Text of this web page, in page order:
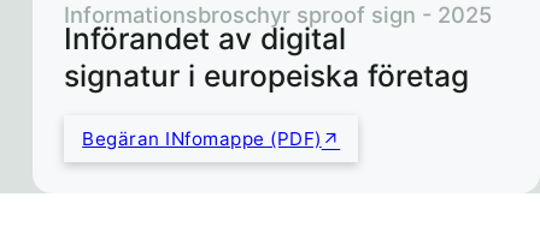
Införandet av digital
signatur i europeiska företag
Informationsbroschyr sproof sign - 2025
Begäran INfomappe (PDF)